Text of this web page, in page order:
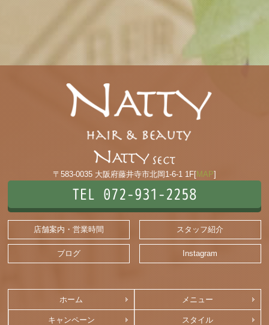
〒583-0035 大阪府藤井寺市北岡1-6-1 1F[MAP]
TEL 072-931-2258
店舗案内・営業時間 スタッフ紹介
ブログ Instagram
ホーム メニュー
キャンペーン スタイル